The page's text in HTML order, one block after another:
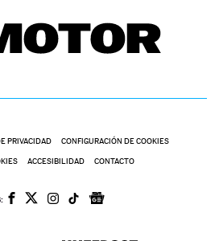
PRIVACIDAD CONFIGURACIÓN DE COOKIES
ACCESIBILIDAD CONTACTO